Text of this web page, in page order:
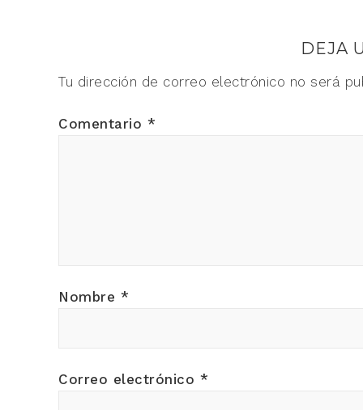
DEJA
Tu dirección de correo electrónico no será
Comentario *
Nombre *
Correo electrónico *